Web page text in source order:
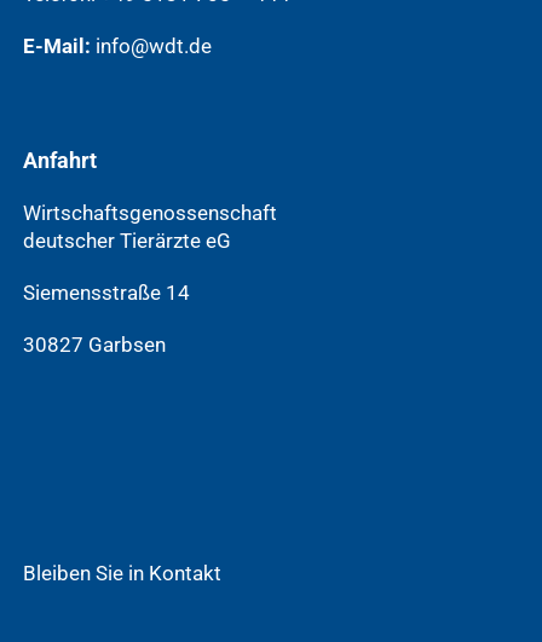
E-Mail: info@wdt.de
Anfahrt
Wirtschaftsgenossenschaft
deutscher Tierärzte eG
Siemensstraße 14
30827 Garbsen
Bleiben Sie in Kontakt